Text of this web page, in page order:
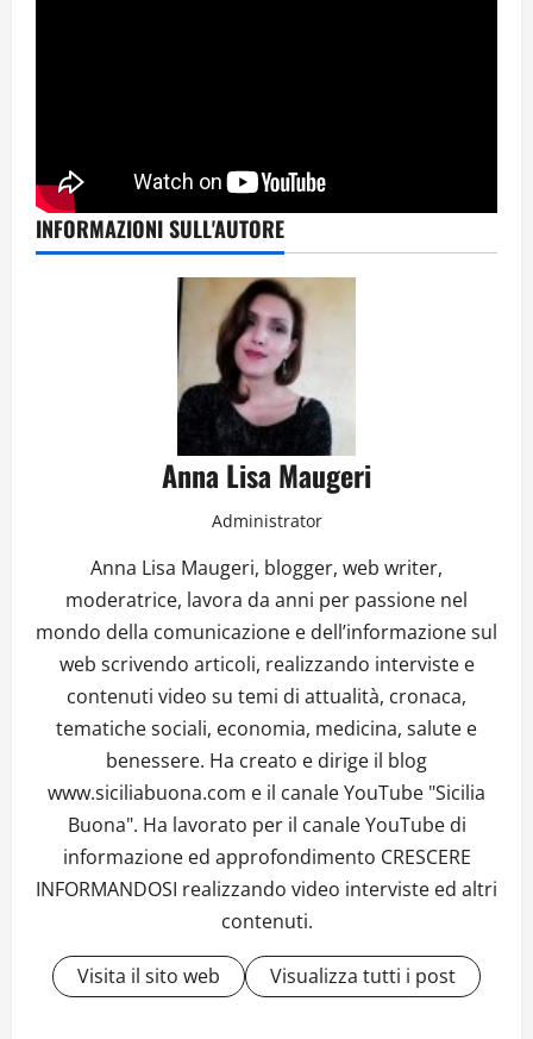
INFORMAZIONI SULL'AUTORE
Anna Lisa Maugeri
Administrator
Anna Lisa Maugeri, blogger, web writer,
moderatrice, lavora da anni per passione nel
mondo della comunicazione e dell’informazione sul
web scrivendo articoli, realizzando interviste e
contenuti video su temi di attualità, cronaca,
tematiche sociali, economia, medicina, salute e
benessere. Ha creato e dirige il blog
www.siciliabuona.com e il canale YouTube "Sicilia
Buona". Ha lavorato per il canale YouTube di
informazione ed approfondimento CRESCERE
INFORMANDOSI realizzando video interviste ed altri
contenuti.
Visita il sito web Visualizza tutti i post